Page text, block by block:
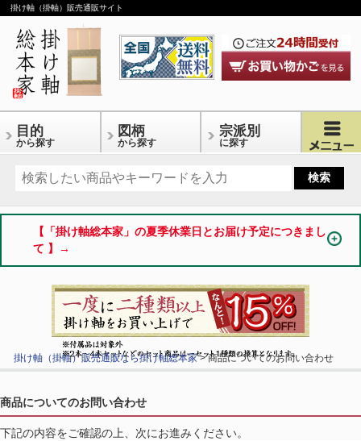
掛け軸（掛軸）販売通販サイト
目的
から探す
図柄
から探す
宗派別
に探す
【「掛け軸総本家」の夏季休業日とお届け予定につきまし
て 】→
掛け軸（掛軸）販売通販なら掛け軸総本家> 商品についてのお問い合わせ
商品についてのお問い合わせ
下記の内容をご確認の上、次にお進みください。